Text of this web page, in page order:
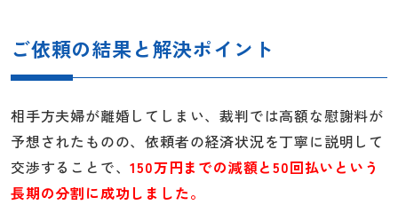
ご依頼の結果と解決ポイント
相手方夫婦が離婚してしまい、裁判では高額な慰謝料が
予想されたものの、依頼者の経済状況を丁寧に説明して
交渉することで、150万円までの減額と50回払いという
長期の分割に成功しました。